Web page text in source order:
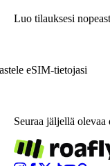
Luo tilauksesi
eSIM-tietojasi
Seuraa jäljellä olevaa